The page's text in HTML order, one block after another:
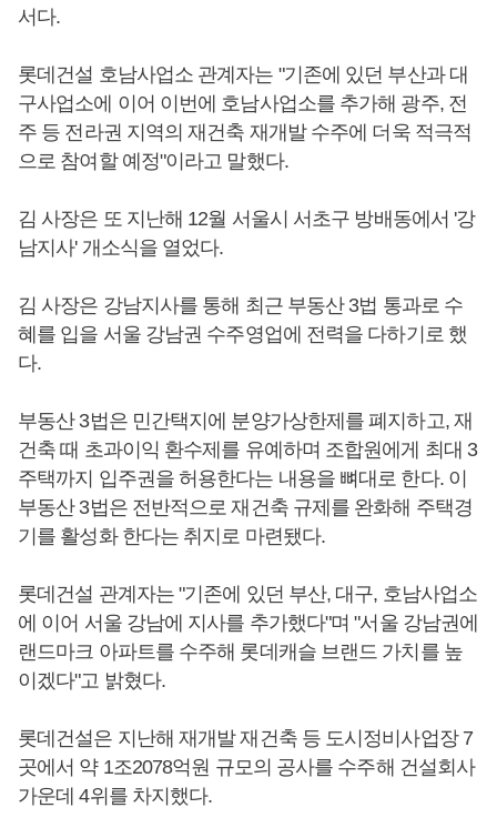
서다.
롯데건설 호남사업소 관계자는 "기존에 있던 부산과 대
구사업소에 이어 이번에 호남사업소를 추가해 광주, 전
주 등 전라권 지역의 재건축 재개발 수주에 더욱 적극적
으로 참여할 예정"이라고 말했다.
김 사장은 또 지난해 12월 서울시 서초구 방배동에서 '강
남지사' 개소식을 열었다.
김 사장은 강남지사를 통해 최근 부동산 3법 통과로 수
혜를 입을 서울 강남권 수주영업에 전력을 다하기로 했
다.
부동산 3법은 민간택지에 분양가상한제를 폐지하고, 재
건축 때 초과이익 환수제를 유예하며 조합원에게 최대 3
주택까지 입주권을 허용한다는 내용을 뼈대로 한다. 이
부동산 3법은 전반적으로 재건축 규제를 완화해 주택경
기를 활성화 한다는 취지로 마련됐다.
롯데건설 관계자는 "기존에 있던 부산, 대구, 호남사업소
에 이어 서울 강남에 지사를 추가했다"며 "서울 강남권에
랜드마크 아파트를 수주해 롯데캐슬 브랜드 가치를 높
이겠다"고 밝혔다.
롯데건설은 지난해 재개발 재건축 등 도시정비사업장 7
곳에서 약 1조2078억원 규모의 공사를 수주해 건설회사
가운데 4위를 차지했다.